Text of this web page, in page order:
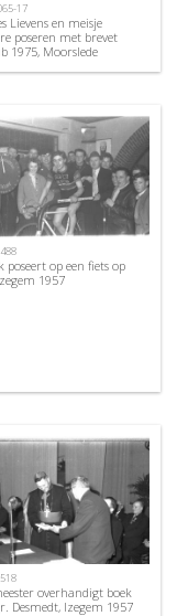
17
Lievens en meisje
poseren met brevet
1975, Moorslede
poseert op een fiets op
1957
overhandigt boek
Desmedt, Izegem 1957